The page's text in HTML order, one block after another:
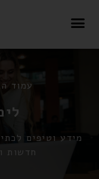
עמוד
מידע וטיפים
חדשות